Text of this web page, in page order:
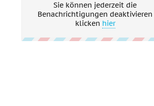
Sie können jederzeit die
Benachrichtigungen deaktivieren
klicken hier